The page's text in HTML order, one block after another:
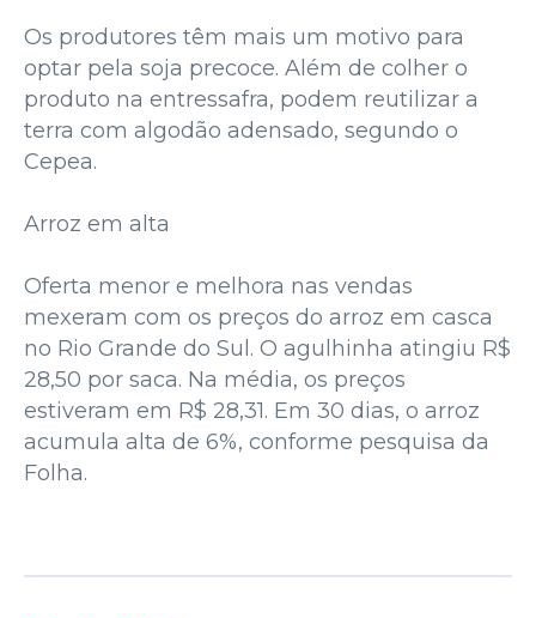
Os produtores têm mais um motivo para
optar pela soja precoce. Além de colher o
produto na entressafra, podem reutilizar a
terra com algodão adensado, segundo o
Cepea.
Arroz em alta
Oferta menor e melhora nas vendas
mexeram com os preços do arroz em casca
no Rio Grande do Sul. O agulhinha atingiu R$
28,50 por saca. Na média, os preços
estiveram em R$ 28,31. Em 30 dias, o arroz
acumula alta de 6%, conforme pesquisa da
Folha.